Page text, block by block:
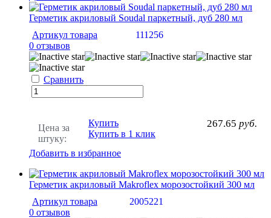
Герметик акриловый Soudal паркетный, дуб 280 мл
Артикул товара
111256
0 отзывов
Сравнить
Цена за
штуку:
267.65 руб.
Купить
Купить в 1 клик
Добавить в избранное
Герметик акриловый Makroflex морозостойкий 300 мл
Артикул товара
2005221
0 отзывов